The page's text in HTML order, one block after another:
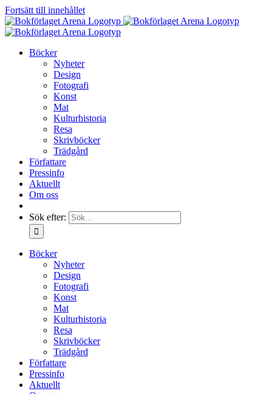
Fortsätt till innehållet
Böcker
Nyheter
Design
Fotografi
Konst
Mat
Kulturhistoria
Resa
Skrivböcker
Trädgård
Författare
Pressinfo
Aktuellt
Om oss
Sök efter:
Böcker
Nyheter
Design
Fotografi
Konst
Mat
Kulturhistoria
Resa
Skrivböcker
Trädgård
Författare
Pressinfo
Aktuellt